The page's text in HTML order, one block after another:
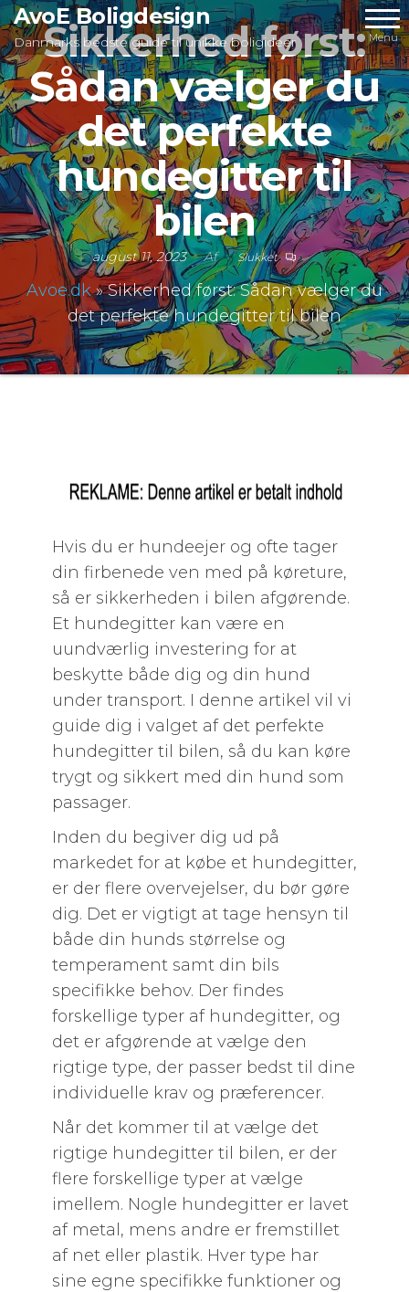
Videre
til
indhold
AvoE Boligdesign
Danmarks bedste guide til unikke boligideer Menu
Sikkerhed først:
Sådan vælger du
det perfekte
hundegitter til
bilen
august 11, 2023 Af Slukket
Avoe.dk»Sikkerhed først: Sådan vælger du
det perfekte hundegitter til bilen
Hvis du er hundeejer og ofte tager
din firbenede ven med på køreture,
så er sikkerheden i bilen afgørende.
Et hundegitter kan være en
uundværlig investering for at
beskytte både dig og din hund
under transport. I denne artikel vil vi
guide dig i valget af det perfekte
hundegitter til bilen, så du kan køre
trygt og sikkert med din hund som
passager.
Inden du begiver dig ud på
markedet for at købe et hundegitter,
er der flere overvejelser, du bør gøre
dig. Det er vigtigt at tage hensyn til
både din hunds størrelse og
temperament samt din bils
specifikke behov. Der findes
forskellige typer af hundegitter, og
det er afgørende at vælge den
rigtige type, der passer bedst til dine
individuelle krav og præferencer.
Når det kommer til at vælge det
rigtige hundegitter til bilen, er der
flere forskellige typer at vælge
imellem. Nogle hundegitter er lavet
af metal, mens andre er fremstillet
af net eller plastik. Hver type har
sine egne specifikke funktioner og